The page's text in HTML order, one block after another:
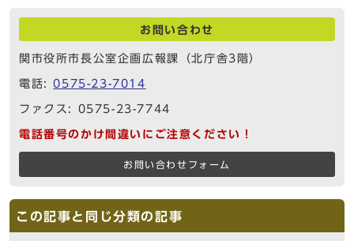
お問い合わせ
関市役所市長公室企画広報課（北庁舎3階）
電話:0575-23-7014
ファクス: 0575-23-7744
電話番号のかけ間違いにご注意ください！
お問い合わせフォーム
この記事と同じ分類の記事